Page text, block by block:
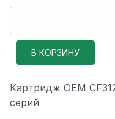
Картридж OEM
серий